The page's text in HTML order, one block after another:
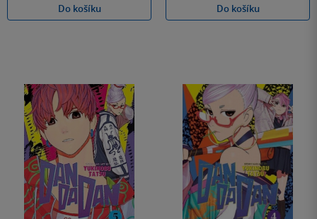
Do košíku
Do košíku